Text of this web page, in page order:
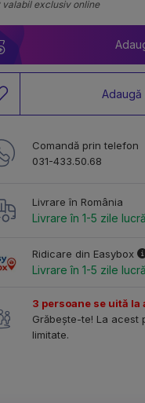
valabil exclusiv online
Comandă prin telefon
031-433.50.68
Livrare în România
Livrare în 1-5 zile
Ridicare din Easybox
Livrare în 1-5 zile
3 persoane se uită la
Grăbește-te! La acest
limitate.